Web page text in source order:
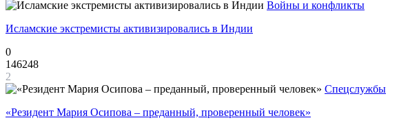
Войны и конфликты
Исламские экстремисты активизировались в Индии
0
146248
2
Спецслужбы
«Резидент Мария Осипова – преданный, проверенный человек»